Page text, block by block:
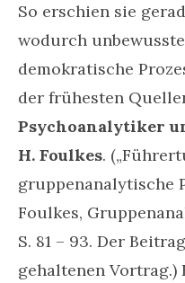
So erschien sie
wodurch
demokratische
der frühesten
Psychoanalytiker
H. Foulkes.
gruppenanalytische
Foulkes,
S. 81 – 93. Der
gehaltenen Vortrag.)